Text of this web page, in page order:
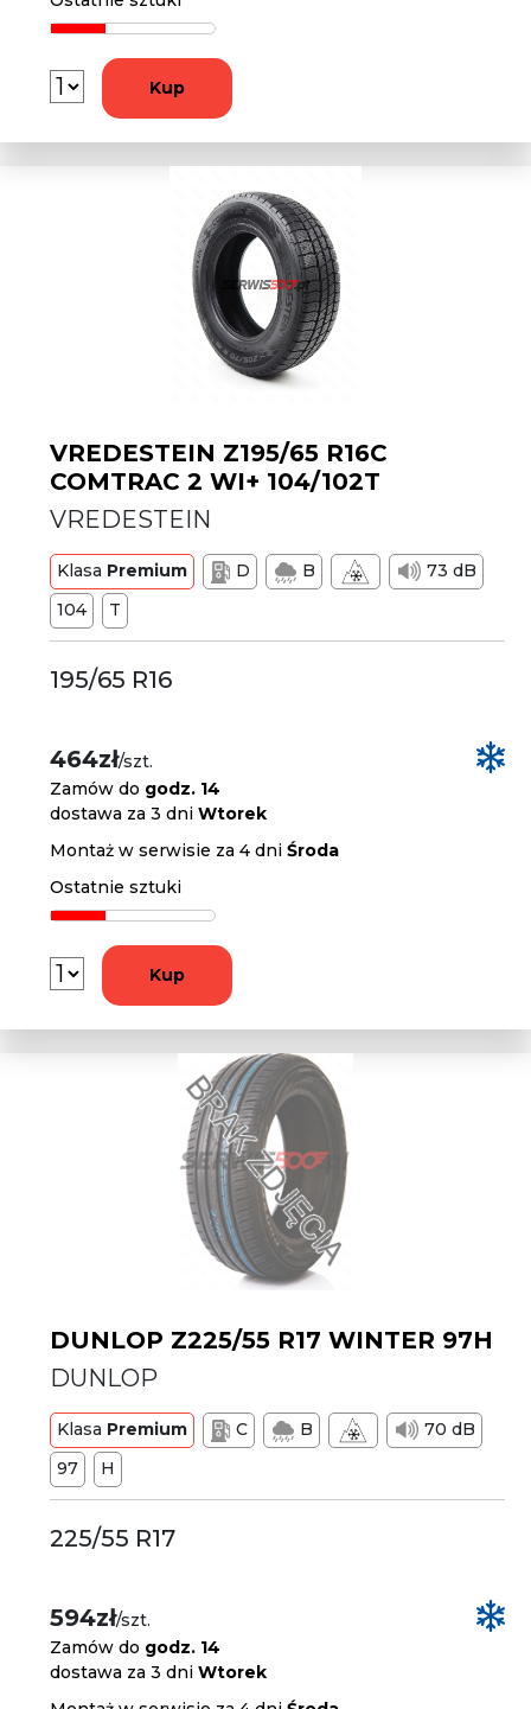
Kup
VREDESTEIN Z195/65 R16C
COMTRAC 2 WI+ 104/102T
VREDESTEIN
Klasa Premium D B
73 dB
104
T
195/65 R16
464zł/szt.
Zamów do godz. 14
dostawa za 3 dniWtorek
Montaż w serwisie za 4 dniŚroda
Ostatnie sztuki
Kup
DUNLOP Z225/55 R17 WINTER 97H
DUNLOP
Klasa Premium C B
70 dB
97
H
225/55 R17
594zł/szt.
Zamów do godz. 14
dostawa za 3 dniWtorek